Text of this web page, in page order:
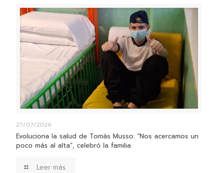
27/07/2026
Evoluciona la salud de Tomás Musso: “Nos acercamos un
poco más al alta”, celebró la familia
Leer más